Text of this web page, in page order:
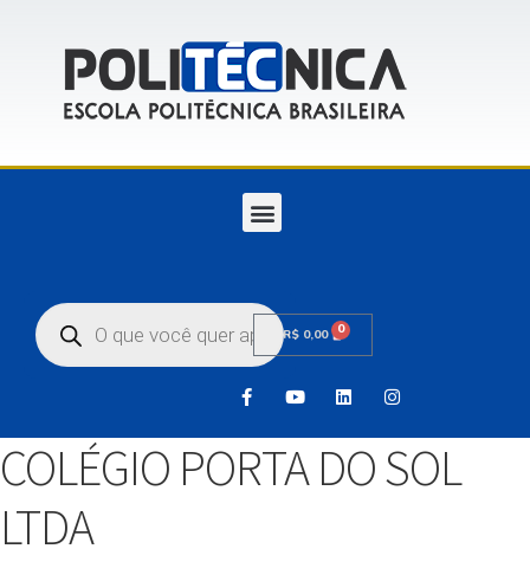
R$ 0,00 0
COLÉGIO PORTA DO SOL
LTDA